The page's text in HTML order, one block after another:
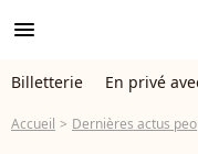
menu
Billetterie En privé
Accueil Dernières actus